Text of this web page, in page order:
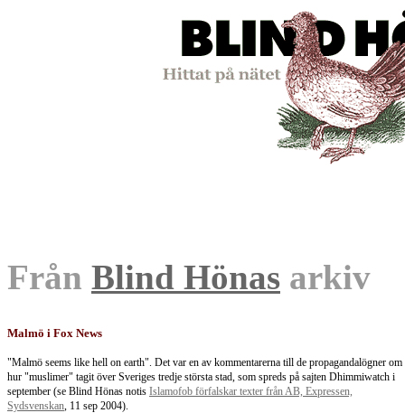
Från Blind Hönas arkiv
Malmö i Fox News
"Malmö seems like hell on earth". Det var en av kommentarerna till de propagandalögner om
hur "muslimer" tagit över Sveriges tredje största stad, som spreds på sajten Dhimmiwatch i
september (se Blind Hönas notis Islamofob förfalskar texter från AB, Expressen,
Sydsvenskan, 11 sep 2004).